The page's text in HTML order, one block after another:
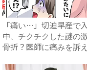
「痛い…」切迫早産で
中、チクチクした謎の
骨折？医師に痛みを訴